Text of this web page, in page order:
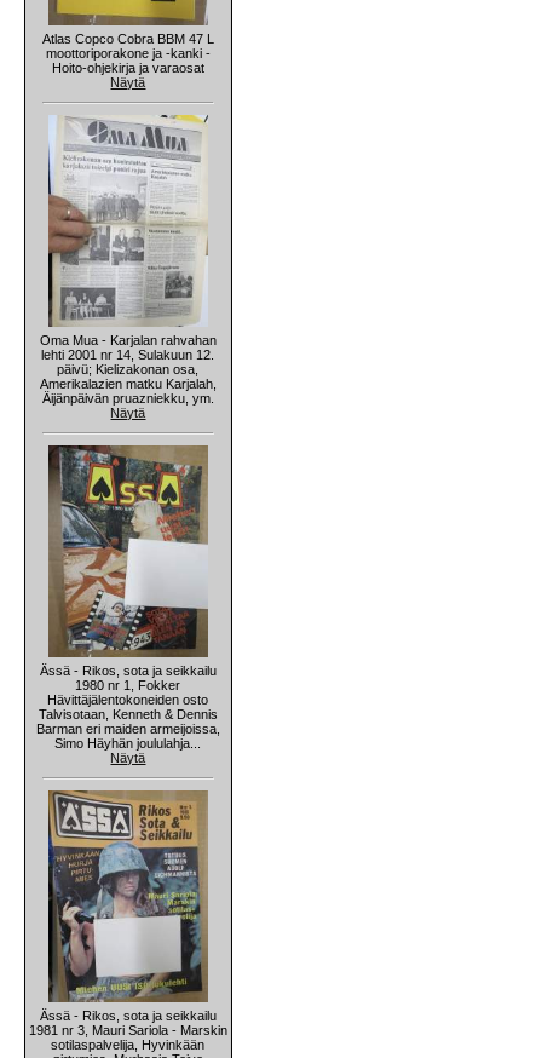
Atlas Copco Cobra BBM 47 L
moottoriporakone ja -kanki -
Hoito-ohjekirja ja varaosat
Näytä
Oma Mua - Karjalan rahvahan
lehti 2001 nr 14, Sulakuun 12.
päivü; Kielizakonan osa,
Amerikalazien matku Karjalah,
Äijänpäivän pruazniekku, ym.
Näytä
Ässä - Rikos, sota ja seikkailu
1980 nr 1, Fokker
Hävittäjälentokoneiden osto
Talvisotaan, Kenneth & Dennis
Barman eri maiden armeijoissa,
Simo Häyhän joululahja...
Näytä
Ässä - Rikos, sota ja seikkailu
1981 nr 3, Mauri Sariola - Marskin
sotilaspalvelija, Hyvinkään